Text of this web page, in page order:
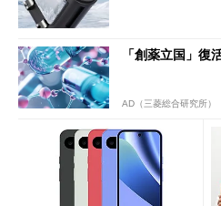
「創薬立国」復
AD（三菱総合研究所）